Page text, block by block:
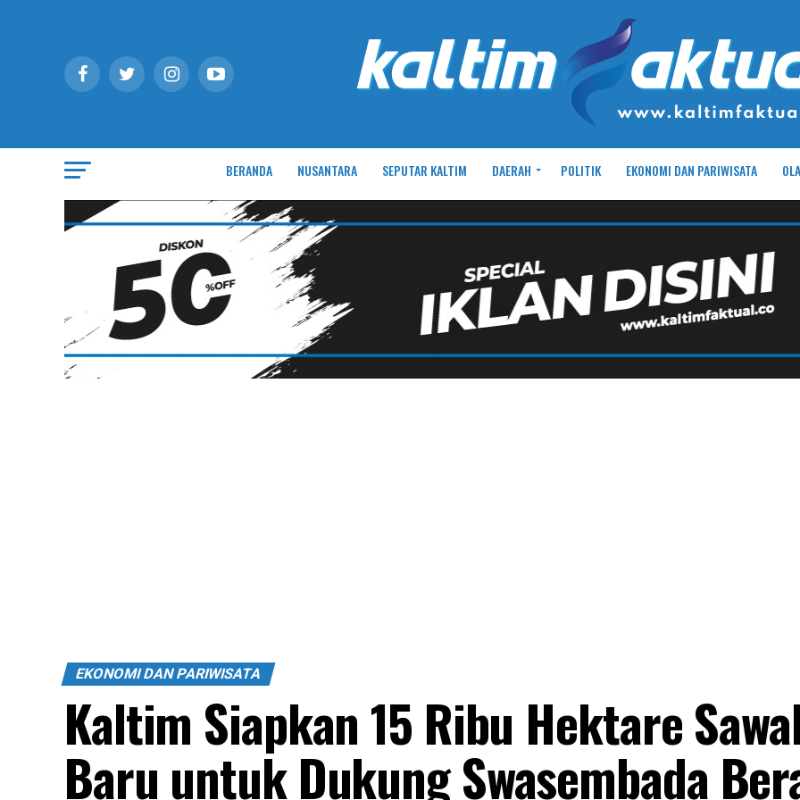
BERANDA NUSANTARA SEPUTAR KALTIM DAERAH POLITIK EKONOMI DAN PARIWISATA
EKONOMI DAN PARIWISATA
Kaltim Siapkan 15 Ribu Hektare
Baru untuk Dukung Swasembada